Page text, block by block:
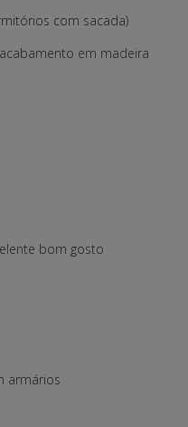
com sacada)
em madeira
bom gosto
armários